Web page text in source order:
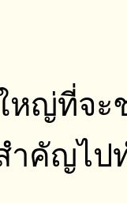
หญ่ที่จะ
ำคัญไป